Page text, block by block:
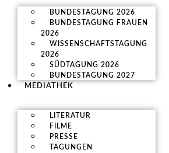
BUNDESTAGUNG 2026
BUNDESTAGUNG FRAUEN
2026
WISSENSCHAFTSTAGUNG
2026
SÜDTAGUNG 2026
BUNDESTAGUNG 2027
MEDIATHEK
LITERATUR
FILME
PRESSE
TAGUNGEN